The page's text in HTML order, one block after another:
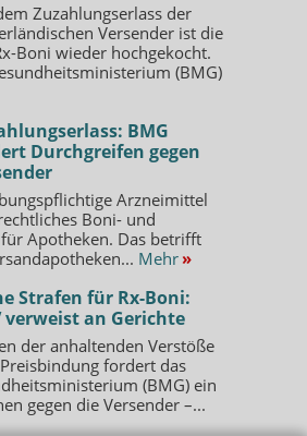
Zuzahlungserlass der
Versender ist die
Boni wieder hochgekocht.
(BMG)
BMG
Durchgreifen gegen
Arzneimittel
Boni- und
Apotheken. Das betrifft
Mehr »
Strafen für Rx-Boni:
verweist an Gerichte
der anhaltenden Verstöße
fordert das
(BMG) ein
gegen die Versender –...